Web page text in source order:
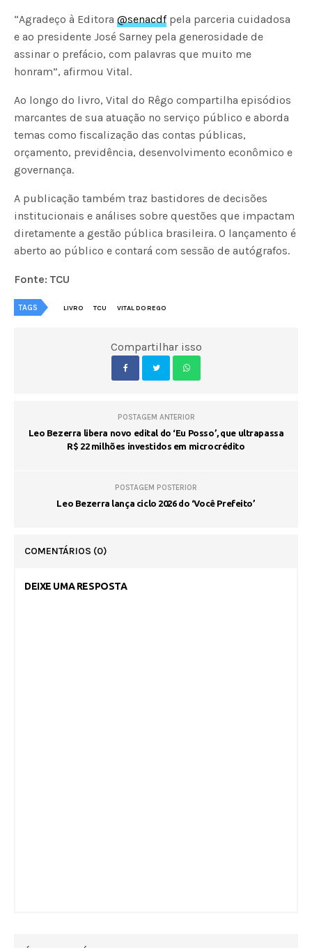
“Agradeço à Editora@senacdfpela parceria cuidadosa
e ao presidente José Sarney pela generosidade de
assinar o prefácio, com palavras que muito me
honram”, afirmou Vital.
Ao longo do livro, Vital do Rêgo compartilha episódios
marcantes de sua atuação no serviço público e aborda
temas como fiscalização das contas públicas,
orçamento, previdência, desenvolvimento econômico e
governança.
A publicação também traz bastidores de decisões
institucionais e análises sobre questões que impactam
diretamente a gestão pública brasileira. O lançamento é
aberto ao público e contará com sessão de autógrafos.
Fonte: TCU
TAGS LIVRO TCU VITAL DO REGO
Compartilhar isso
POSTAGEM ANTERIOR
Leo Bezerra libera novo edital do ‘Eu Posso’, que ultrapassa
R$ 22 milhões investidos em microcrédito
POSTAGEM POSTERIOR
Leo Bezerra lança ciclo 2026 do ‘Você Prefeito’
COMENTÁRIOS (0)
DEIXE UMA RESPOSTA